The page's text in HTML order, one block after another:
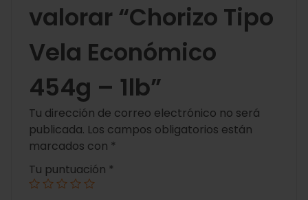
valorar “Chorizo Tipo
Vela Económico
454g – 1lb”
Tu dirección de correo electrónico no será
publicada. Los campos obligatorios están
marcados con *
Tu puntuación *